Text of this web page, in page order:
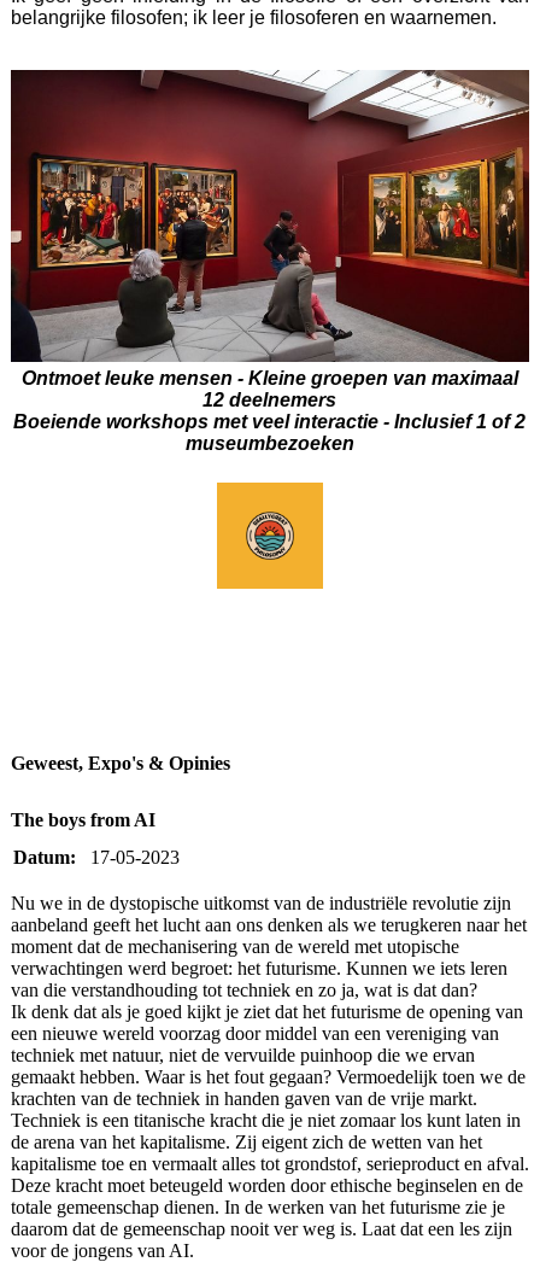
belangrijke filosofen; ik leer je filosoferen en waarnemen.
Ontmoet leuke mensen - Kleine groepen van maximaal
12 deelnemers
Boeiende workshops met veel interactie -Inclusief 1 of 2
museumbezoeken
Geweest, Expo's & Opinies
The boys from AI
Datum:
17-05-2023
Nu we in de dystopische uitkomst van de industriële revolutie zijn
aanbeland geeft het lucht aan ons denken als we terugkeren naar het
moment dat de mechanisering van de wereld met utopische
verwachtingen werd begroet: het futurisme. Kunnen we iets leren
van die verstandhouding tot techniek en zo ja, wat is dat dan?
Ik denk dat als je goed kijkt je ziet dat het futurisme de opening van
een nieuwe wereld voorzag door middel van een vereniging van
techniek met natuur, niet de vervuilde puinhoop die we ervan
gemaakt hebben. Waar is het fout gegaan? Vermoedelijk toen we de
krachten van de techniek in handen gaven van de vrije markt.
Techniek is een titanische kracht die je niet zomaar los kunt laten in
de arena van het kapitalisme. Zij eigent zich de wetten van het
kapitalisme toe en vermaalt alles tot grondstof, serieproduct en afval.
Deze kracht moet beteugeld worden door ethische beginselen en de
totale gemeenschap dienen. In de werken van het futurisme zie je
daarom dat de gemeenschap nooit ver weg is. Laat dat een les zijn
voor de jongens van AI.